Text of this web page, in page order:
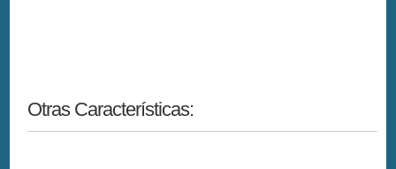
Otras Características: